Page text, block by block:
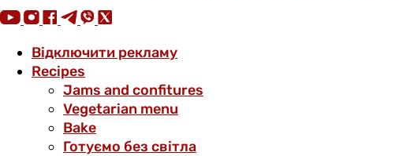
Відключити рекламу
Recipes
Jams and confitures
Vegetarian menu
Bake
Готуємо без світла